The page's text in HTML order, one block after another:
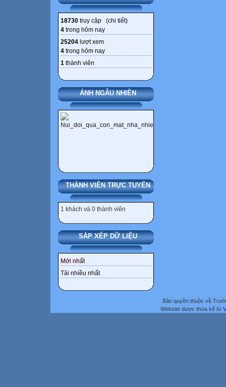
18730 truy cập (chi tiết)
4 trong hôm nay
25204 lượt xem
4 trong hôm nay
1 thành viên
ẢNH NGẪU NHIÊN
THÀNH VIÊN TRỰC TUYẾN
1 khách và 0 thành viên
SẮP XẾP DỮ LIỆU
Mới nhất
Tải nhiều nhất
Bản quyền thuộc về
Website được thừa kế từ